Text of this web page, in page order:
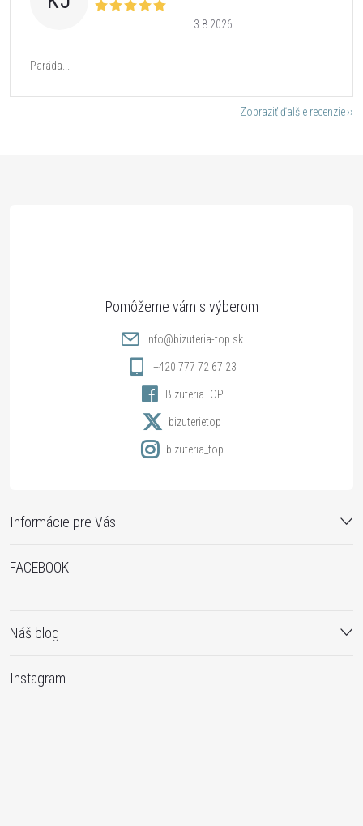
3.8.2026
Paráda...
Zobraziť ďalšie recenzie
Informácie pre Vás
info@bizuteria-top.sk
+420 777 72 67 23
BizuteriaTOP
bizuterietop
bizuteria_top
FACEBOOK
Náš blog
Instagram